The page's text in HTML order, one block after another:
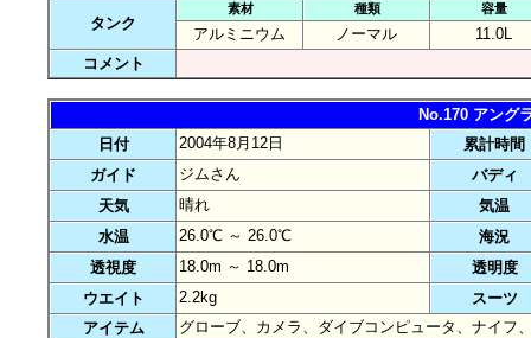
タンク
素材 種類 容量
アルミニウム ノーマル
11.0L
コメント
No.170 アング
日付
2004年8月12日
累計時間
ガイド
ジムさん
バディ
天気
晴れ
気温
水温
26.0℃ ～ 26.0℃
海況
透視度
18.0m ～ 18.0m
透明度
ウエイト
2.2kg
スーツ
アイテム
グローブ、カメラ、ダイブコンピュータ、ナイフ